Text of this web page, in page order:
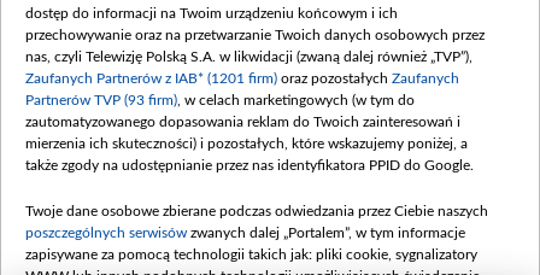
dostęp do informacji na Twoim urządzeniu końcowym i ich
przechowywanie oraz na przetwarzanie Twoich danych osobowych przez
nas, czyli Telewizję Polską S.A. w likwidacji (zwaną dalej również „TVP”),
Zaufanych Partnerów z IAB* (1201 firm) oraz pozostałych Zaufanych
Partnerów TVP (93 firm) , w celach marketingowych (w tym do
zautomatyzowanego dopasowania reklam do Twoich zainteresowań i
mierzenia ich skuteczności) i pozostałych, które wskazujemy poniżej, a
także zgody na udostępnianie przez nas identyfikatora PPID do Google.
Twoje dane osobowe zbierane podczas odwiedzania przez Ciebie naszych
poszczególnych serwisów zwanych dalej „Portalem”, w tym informacje
zapisywane za pomocą technologii takich jak: pliki cookie, sygnalizatory